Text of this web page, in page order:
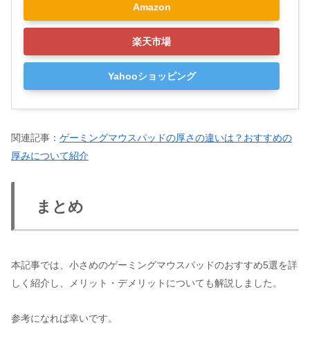
Amazon
楽天市場
Yahooショッピング
関連記事： ゲーミングマウスパッドの厚さの違いは？おすすめの
厚みについて紹介
まとめ
本記事では、小さめのゲーミングマウスパッドのおすすめ5選を詳
しく紹介し、メリット・デメリットについても解説しました。
参考になれば幸いです。